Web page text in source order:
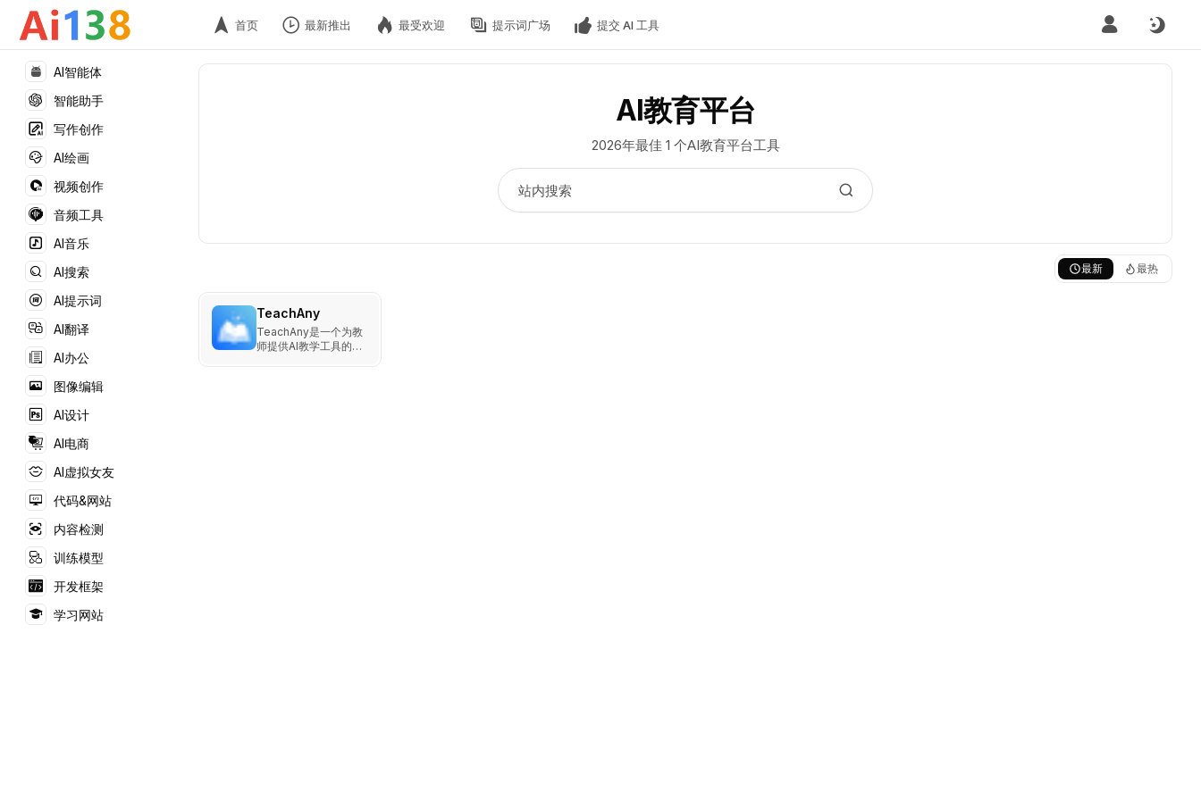
AI智能体
智能助手
写作创作
AI绘画
视频创作
音频工具
AI音乐
AI搜索
AI提示词
AI翻译
AI办公
图像编辑
AI设计
AI电商
AI虚拟女友
代码&网站
内容检测
训练模型
开发框架
学习网站
首页 最新推出 最受欢迎 提示词广场 提交 AI 工具
AI教育平台
2026年最佳 1 个AI教育平台工具
最新 最热
TeachAny
TeachAny是一个为教
师提供AI教学工具的平